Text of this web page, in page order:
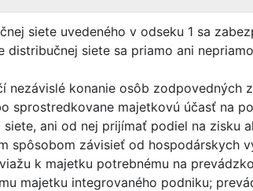
siete uvedeného v odseku 1 sa
siete sa priamo ani
konanie osôb zodpovedných
sprostredkovane majetkovú účasť na
ani od nej prijímať podiel na zisku
spôsobom závisieť od
k majetku potrebnému na
majetku integrovaného podniku;